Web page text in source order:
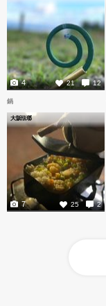
21 12
4
鍋
大阪琺瑯
25 2
7